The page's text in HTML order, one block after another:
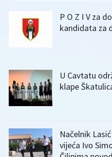
P O Z I V za
kandidata za
U Cavtatu
klape
Načelnik
vijeća Ivo